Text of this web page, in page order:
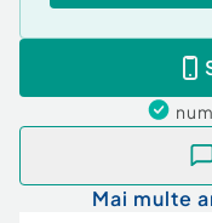
Număr Grupuri
Posibilitate
Nr. locuri parcare:
Tip imobil:Alte
Mai multe